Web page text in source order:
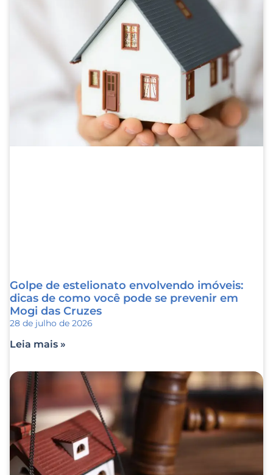
Golpe de estelionato envolvendo imóveis:
dicas de como você pode se prevenir em
Mogi das Cruzes
28 de julho de 2026
Leia mais »